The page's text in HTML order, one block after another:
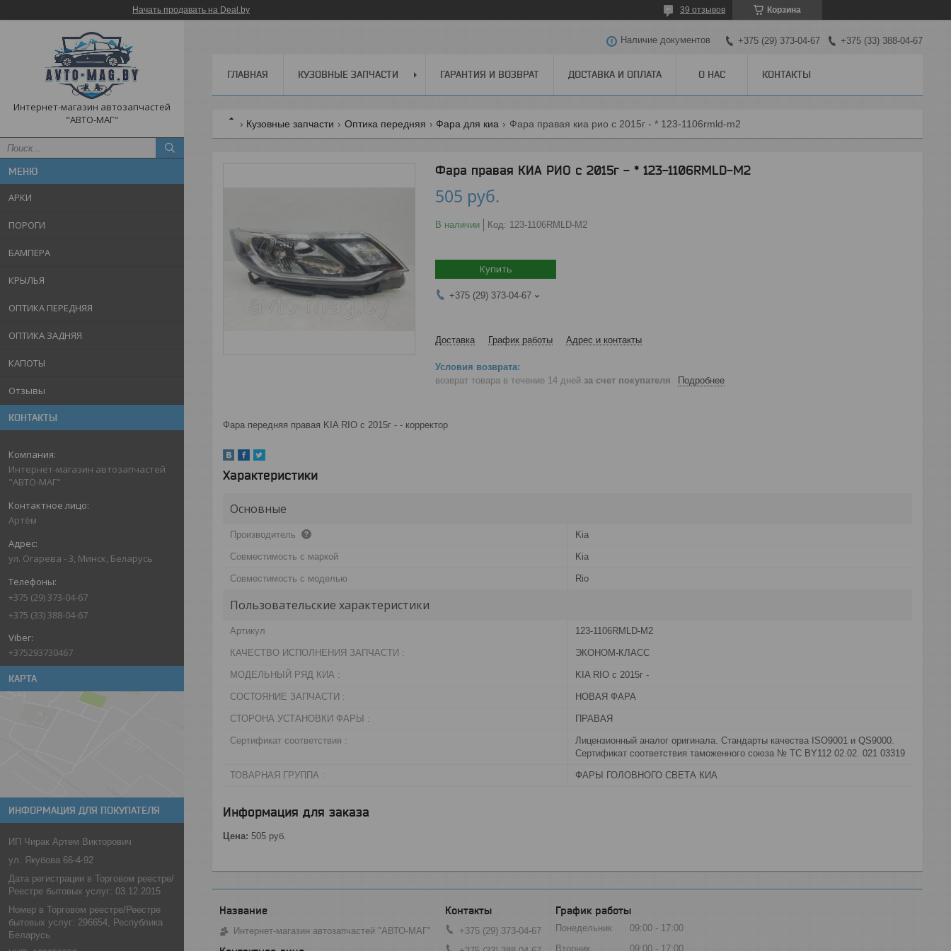
Начать продавать на Deal.by Корзина
39 отзывов
Интернет-магазин автозапчастей
"АВТО-МАГ"
АРКИ
ПОРОГИ
БАМПЕРА
КРЫЛЬЯ
ОПТИКА ПЕРЕДНЯЯ
ОПТИКА ЗАДНЯЯ
КАПОТЫ
Отзывы
КОНТАКТЫ
Интернет-магазин автозапчастей
"АВТО-МАГ"
Артём
ул. Огарева - 3, Минск, Беларусь
+375 (29) 373-04-67
+375 (33) 388-04-67
+375293730467
КАРТА
ИНФОРМАЦИЯ ДЛЯ ПОКУПАТЕЛЯ
ИП Чирак Артем Викторович
ул. Якубова 66-4-92
Дата регистрации в Торговом реестре/
Реестре бытовых услуг: 03.12.2015
Номер в Торговом реестре/Реестре
бытовых услуг: 296654, Республика
Беларусь
Наличие документов +375 (29) 373-04-67 +375 (33) 388-04-67
ГЛАВНАЯ КУЗОВНЫЕ ЗАПЧАСТИ ГАРАНТИЯ И ВОЗВРАТ ДОСТАВКА И ОПЛАТА О НАС КОНТАКТЫ
Кузовные запчасти Оптика передняя Фара для киа Фара правая киа рио с 2015г - * 123-1106rmld-m2
Фара правая КИА РИО с 2015г - * 123-1106RMLD-M2
505 руб.
В наличии Код: 123-1106RMLD-M2
Купить
+375 (29) 373-04-67
Доставка График работы Адрес и контакты
возврат товара в течение 14 дней за счет покупателя Подробнее
Фара передняя правая KIA RIO с 2015г - - корректор
Характеристики
Основные
Производитель Kia
Совместимость с маркой Kia
Совместимость с моделью Rio
Пользовательские характеристики
Артикул 123-1106RMLD-M2
КАЧЕСТВО ИСПОЛНЕНИЯ ЗАПЧАСТИ : ЭКОНОМ-КЛАСС
МОДЕЛЬНЫЙ РЯД КИА : KIA RIO с 2015г -
СОСТОЯНИЕ ЗАПЧАСТИ : НОВАЯ ФАРА
СТОРОНА УСТАНОВКИ ФАРЫ : ПРАВАЯ
Сертификат соответствия :
Лицензионный аналог оригинала. Стандарты качества ISO9001 и QS9000.
Сертификат соответствия таможенного союза № ТС BY112 02.02. 021 03319
ТОВАРНАЯ ГРУППА : ФАРЫ ГОЛОВНОГО СВЕТА КИА
Информация для заказа
Цена: 505 руб.
Интернет-магазин автозапчастей "АВТО-МАГ"
+375 (29) 373-04-67
График работы
Понедельник 09:00
17:00
Вторник
09:00 17:00